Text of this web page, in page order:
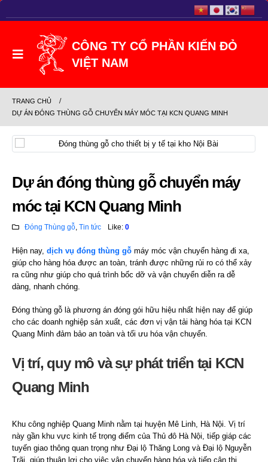
TRANG CHỦ
DỰ ÁN ĐÓNG THÙNG GỖ CHUYỂN MÁY MÓC TẠI KCN QUANG MINH
Dự án đóng thùng gỗ chuyển máy
móc tại KCN Quang Minh
Đóng Thùng gỗ, Tin tức Like: 0
Hiện nay, dịch vụ đóng thùng gỗ máy móc vận chuyển hàng đi xa,
giúp cho hàng hóa được an toàn, tránh được những rủi ro có thể xảy
ra cũng như giúp cho quá trình bốc dỡ và vận chuyển diễn ra dễ
dàng, nhanh chóng.
Đóng thùng gỗ là phương án đóng gói hữu hiệu nhất hiện nay để giúp
cho các doanh nghiệp sản xuất, các đơn vị vận tải hàng hóa tại KCN
Quang Minh đảm bảo an toàn và tối ưu hóa vận chuyển.
Vị trí, quy mô và sự phát triển tại KCN
Quang Minh
Khu công nghiệp Quang Minh nằm tại huyện Mê Linh, Hà Nội. Vị trí
này gần khu vực kinh tế trọng điểm của Thủ đô Hà Nội, tiếp giáp các
tuyến giao thông quan trọng như Đại lộ Thăng Long và Đại lộ Nguyễn
Trãi, giúp thuận lợi cho việc vận chuyển hàng hóa và tiếp cận thị